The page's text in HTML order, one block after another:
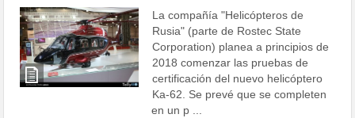
La compañía "Helicópteros de
Rusia" (parte de Rostec State
Corporation) planea a principios de
2018 comenzar las pruebas de
certificación del nuevo helicóptero
Ka-62. Se prevé que se completen
en un p ...